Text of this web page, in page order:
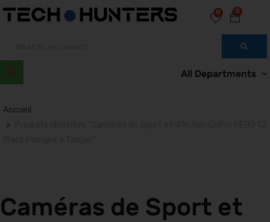
0
0
All Departments
Accueil
Caméras de Sport et